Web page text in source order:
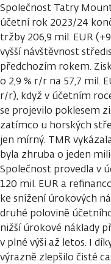
Společnost Tatry
účetní rok 2023/24
tržby 206,9 mil. EUR
vyšší návštěvnost
předchozím rokem.
o 2,9 % r/r na 57,7 mil.
r/r), když v účetním
se projevilo poklesem
zatímco u horských
jen mírný. TMR
byla zhruba o jeden
Společnost provedla v
120 mil. EUR a
ke snížení úrokových
druhé polovině
nižší úrokové náklady
v plné výši až letos. I
výrazně zlepšilo čisté